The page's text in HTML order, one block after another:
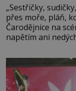
„Sestřičky,
přes moře, pláň,
Čarodějnice na
napětím ani
Tragédii o
v roce 1603